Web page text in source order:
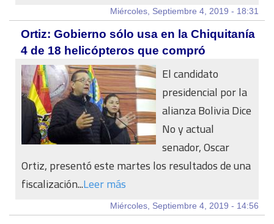
Miércoles, Septiembre 4, 2019 - 18:31
Ortiz: Gobierno sólo usa en la Chiquitanía
4 de 18 helicópteros que compró
El candidato
presidencial por la
alianza Bolivia Dice
No y actual
senador, Oscar
Ortiz, presentó este martes los resultados de una
fiscalización...Leer más
Miércoles, Septiembre 4, 2019 - 14:56